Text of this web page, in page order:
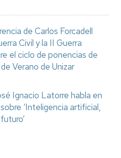
de Carlos Forcadell
Civil y la II Guerra
el ciclo de ponencias de
Verano de Unizar
Ignacio Latorre habla en
‘Inteligencia artificial,